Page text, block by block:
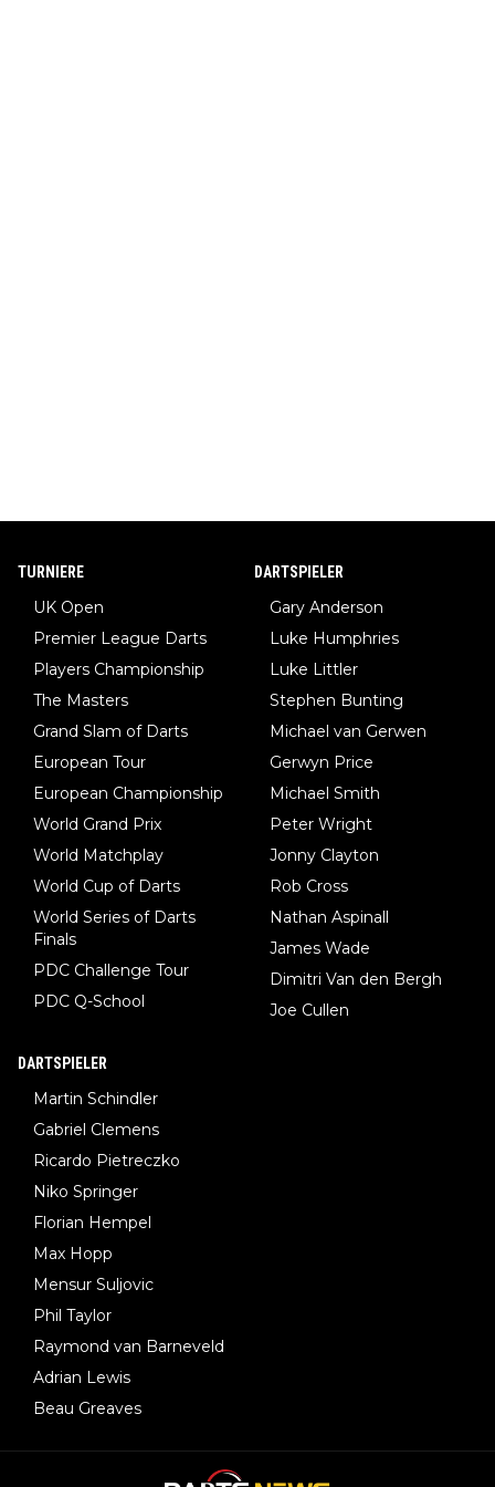
TURNIERE
UK Open
Premier League Darts
Players Championship
The Masters
Grand Slam of Darts
European Tour
European Championship
World Grand Prix
World Matchplay
World Cup of Darts
World Series of Darts
Finals
PDC Challenge Tour
PDC Q-School
DARTSPIELER
Gary Anderson
Luke Humphries
Luke Littler
Stephen Bunting
Michael van Gerwen
Gerwyn Price
Michael Smith
Peter Wright
Jonny Clayton
Rob Cross
Nathan Aspinall
James Wade
Dimitri Van den Bergh
Joe Cullen
DARTSPIELER
Martin Schindler
Gabriel Clemens
Ricardo Pietreczko
Niko Springer
Florian Hempel
Max Hopp
Mensur Suljovic
Phil Taylor
Raymond van Barneveld
Adrian Lewis
Beau Greaves